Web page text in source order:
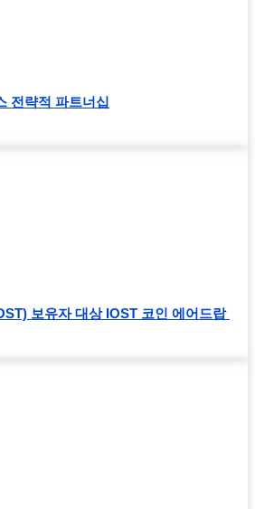
전략적 파트너십
보유자 대상 IOST 코인 에어드랍